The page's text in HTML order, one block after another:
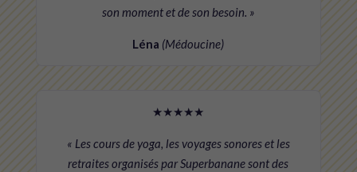
son moment et de son besoin. »
Léna (Médoucine)
★★★★★
« Les cours de yoga, les voyages sonores et les
retraites organisés par Superbanane sont des